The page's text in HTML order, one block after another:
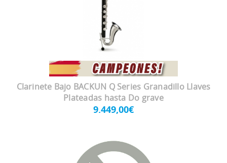
Clarinete Bajo BACKUN Q Series Granadillo Llaves
Plateadas hasta Do grave
9.449,00€